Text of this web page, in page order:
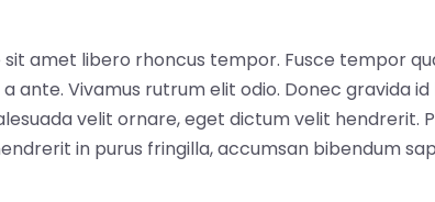
sit amet libero rhoncus tempor. Fusce tempor
ante. Vivamus rutrum elit odio. Donec gravida
velit ornare, eget dictum velit hendrerit.
in purus fringilla, accumsan bibendum